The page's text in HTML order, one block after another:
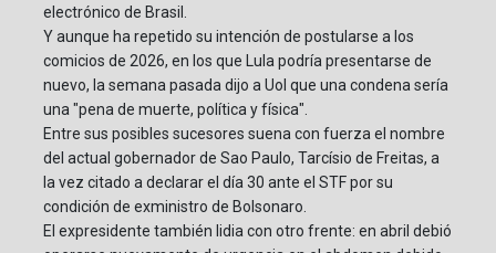
electrónico de Brasil.
Y aunque ha repetido su intención de postularse a los
comicios de 2026, en los que Lula podría presentarse de
nuevo, la semana pasada dijo a Uol que una condena sería
una "pena de muerte, política y física".
Entre sus posibles sucesores suena con fuerza el nombre
del actual gobernador de Sao Paulo, Tarcísio de Freitas, a
la vez citado a declarar el día 30 ante el STF por su
condición de exministro de Bolsonaro.
El expresidente también lidia con otro frente: en abril debió